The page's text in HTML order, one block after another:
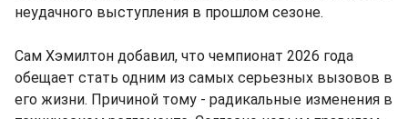
неудачного выступления в прошлом сезоне.
Сам Хэмилтон добавил, что чемпионат 2026 года
обещает стать одним из самых серьезных вызовов в
его жизни. Причиной тому - радикальные изменения в